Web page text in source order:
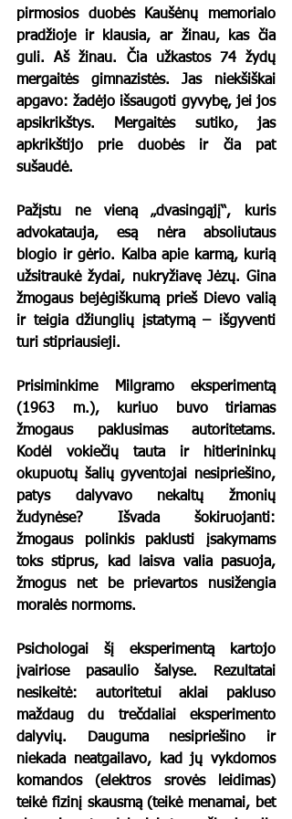
pirmosios duobės Kaušėnų memorialo
pradžioje ir klausia, ar žinau, kas čia
guli. Aš žinau. Čia užkastos 74 žydų
mergaitės gimnazistės. Jas niekšiškai
apgavo: žadėjo išsaugoti gyvybę, jei jos
apsikrikštys. Mergaitės sutiko, jas
apkrikštijo prie duobės ir čia pat
sušaudė.
Pažįstu ne vieną „dvasingąjį“, kuris
advokatauja, esą nėra absoliutaus
blogio ir gėrio. Kalba apie karmą, kurią
užsitraukė žydai, nukryžiavę Jėzų. Gina
žmogaus bejėgiškumą prieš Dievo valią
ir teigia džiunglių įstatymą – išgyventi
turi stipriausieji.
Prisiminkime Milgramo eksperimentą
(1963 m.), kuriuo buvo tiriamas
žmogaus paklusimas autoritetams.
Kodėl vokiečių tauta ir hitlerininkų
okupuotų šalių gyventojai nesipriešino,
patys dalyvavo nekaltų žmonių
žudynėse? Išvada šokiruojanti:
žmogaus polinkis paklusti įsakymams
toks stiprus, kad laisva valia pasuoja,
žmogus net be prievartos nusižengia
moralės normoms.
Psichologai šį eksperimentą kartojo
įvairiose pasaulio šalyse. Rezultatai
nesikeitė: autoritetui aklai pakluso
maždaug du trečdaliai eksperimento
dalyvių. Dauguma nesipriešino ir
niekada neatgailavo, kad jų vykdomos
komandos (elektros srovės leidimas)
teikė fizinį skausmą (teikė menamai, bet